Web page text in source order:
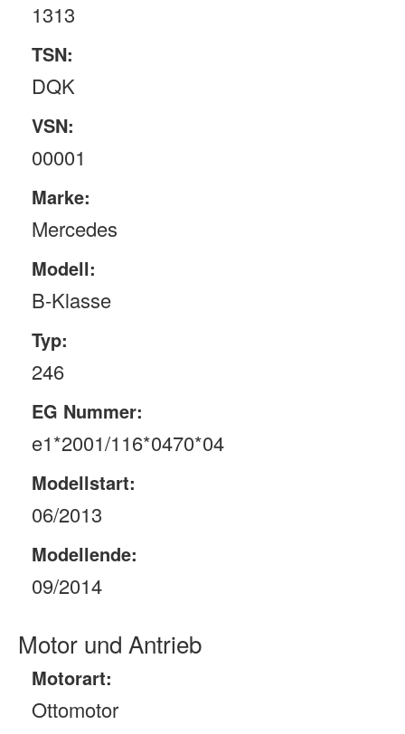
1313
TSN:
DQK
VSN:
00001
Marke:
Mercedes
Modell:
B-Klasse
Typ:
246
EG Nummer:
e1*2001/116*0470*04
Modellstart:
06/2013
Modellende:
09/2014
Motor und Antrieb
Motorart:
Ottomotor